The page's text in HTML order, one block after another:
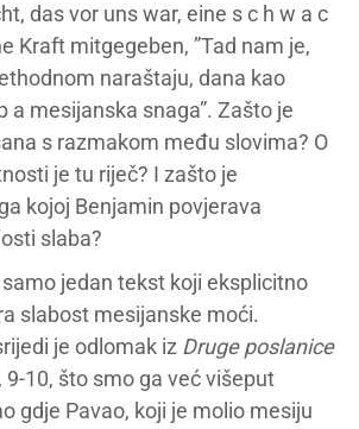
das vor uns war, eine s c h w a c
Kraft mitgegeben, ”Tad nam je,
naraštaju, dana kao
a mesijanska snaga”. Zašto je
s razmakom među slovima? O
je tu riječ? I zašto je
kojoj Benjamin povjerava
slaba?
jedan tekst koji eksplicitno
slabost mesijanske moći.
je odlomak iz Druge poslanice
9-10, što smo ga već višeput
gdje Pavao, koji je molio mesiju